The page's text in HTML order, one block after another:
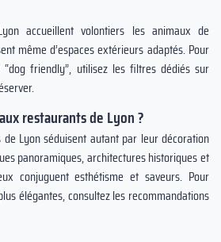
accueillent volontiers les animaux de
même d’espaces extérieurs adaptés. Pour
friendly”, utilisez les filtres dédiés sur
restaurants de Lyon ?
Lyon séduisent autant par leur décoration
panoramiques, architectures historiques et
conjuguent esthétisme et saveurs. Pour
élégantes, consultez les recommandations